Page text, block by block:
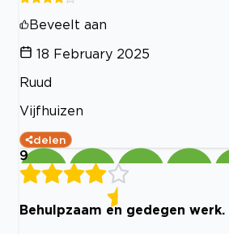
Beveelt aan
18 February 2025
Ruud
Vijfhuizen
delen
9
Behulpzaam en gedegen werk.